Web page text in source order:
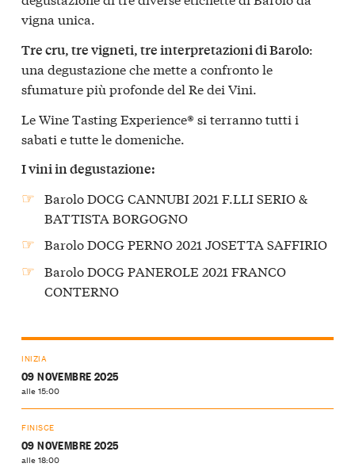
vigna unica.
Tre cru, tre vigneti, tre interpretazioni di Barolo:
una degustazione che mette a confronto le
sfumature più profonde del Re dei Vini.
Le Wine Tasting Experience® si terranno tutti i
sabati e tutte le domeniche.
I vini in degustazione:
Barolo DOCG CANNUBI 2021 F.LLI SERIO &
BATTISTA BORGOGNO
Barolo DOCG PERNO 2021 JOSETTA SAFFIRIO
Barolo DOCG PANEROLE 2021 FRANCO
CONTERNO
INIZIA
09 NOVEMBRE 2025
alle 15:00
FINISCE
09 NOVEMBRE 2025
alle 18:00